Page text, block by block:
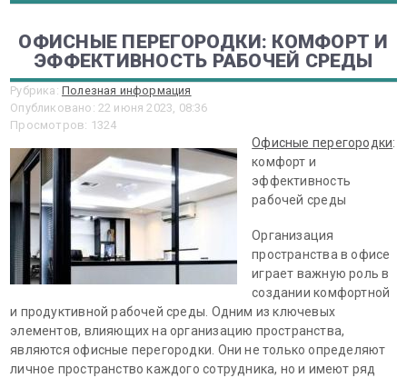
ОФИСНЫЕ ПЕРЕГОРОДКИ: КОМФОРТ И
ЭФФЕКТИВНОСТЬ РАБОЧЕЙ СРЕДЫ
Рубрика: Полезная информация
Опубликовано: 22 июня 2023, 08:36
Просмотров: 1324
Офисные перегородки:
комфорт и
эффективность
рабочей среды
Организация
пространства в офисе
играет важную роль в
создании комфортной
и продуктивной рабочей среды. Одним из ключевых
элементов, влияющих на организацию пространства,
являются офисные перегородки. Они не только определяют
личное пространство каждого сотрудника, но и имеют ряд